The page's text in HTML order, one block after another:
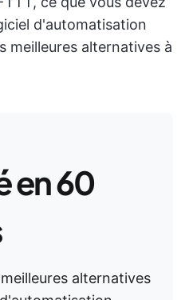
d'automatisation
meilleures alternatives à
en 60
alternatives